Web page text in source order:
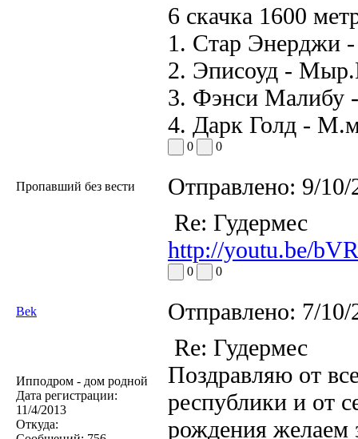
6 скачка 1600
1. Стар Энерджи
2. Эписоуд -
3. Фэнси Малибу
4. Дарк Голд -
0 0
Пропавший без вести Отправлено: 9/
Re: Гудермес
http://youtu.be/
0 0
Bek Отправлено: 7/
Ипподром - дом родной
Дата регистрации:
11/4/2013
Откуда:
Re: Гудермес
Поздравляю от
республики и от
рождения желаем